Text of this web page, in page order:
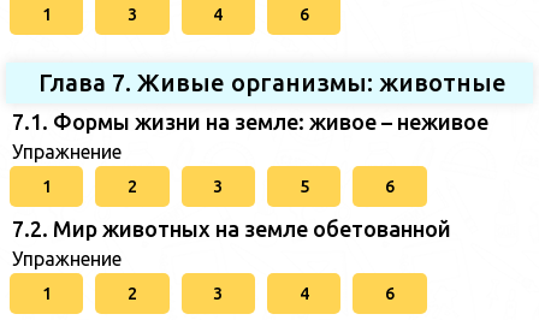
1 3 4 6
Глава 7. Живые организмы: животные
7.1. Формы жизни на земле: живое – неживое
Упражнение
1 2 3 5 6
7.2. Мир животных на земле обетованной
Упражнение
1 2 3 4 6